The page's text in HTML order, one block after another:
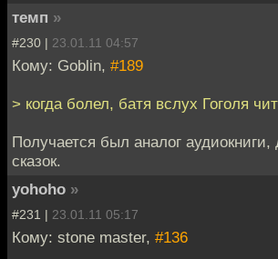
темп »
#230 | 23.01.11 04:57
Кому: Goblin, #189
> когда болел, батя вслух Гоголя
Получается был аналог
сказок.
yohoho »
#231 | 23.01.11 05:17
Кому: stone master, #136